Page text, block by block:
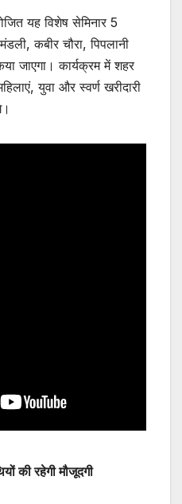
यह विशेष सेमिनार 5
कबीर चौरा, पिपलानी
जाएगा। कार्यक्रम में शहर
युवा और स्वर्ण खरीदारी
की रहेगी मौजूदगी